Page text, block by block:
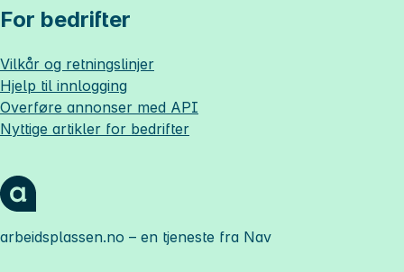
For bedrifter
Vilkår og retningslinjer
Hjelp til innlogging
Overføre annonser med API
Nyttige artikler for bedrifter
arbeidsplassen.no – en tjeneste fra Nav